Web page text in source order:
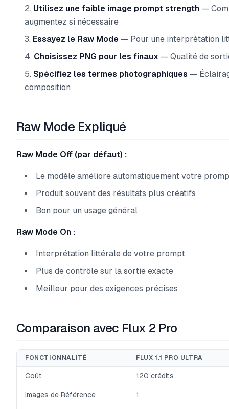
Utilisez une faible image prompt strength —
augmentez si nécessaire
Essayez le Raw Mode — Pour une interprétation
Choisissez PNG pour les finaux — Qualité de
Spécifiez les termes photographiques —
composition
Raw Mode Expliqué
Raw Mode Off (par défaut) :
Le modèle améliore automatiquement votre
Produit souvent des résultats plus créatifs
Bon pour un usage général
Raw Mode On :
Interprétation littérale de votre prompt
Plus de contrôle sur la sortie exacte
Meilleur pour des exigences précises
Comparaison avec Flux 2 Pro
FONCTIONNALITÉ FLUX 1.1 PRO ULTRA
Coût 120 crédits
Images de Référence 1